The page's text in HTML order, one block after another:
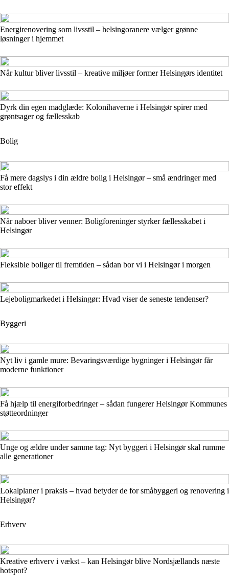
Energirenovering som livsstil – helsingoranere vælger grønne
løsninger i hjemmet
Når kultur bliver livsstil – kreative miljøer former Helsingørs identitet
Dyrk din egen madglæde: Kolonihaverne i Helsingør spirer med
grøntsager og fællesskab
Bolig
Få mere dagslys i din ældre bolig i Helsingør – små ændringer med
stor effekt
Når naboer bliver venner: Boligforeninger styrker fællesskabet i
Helsingør
Fleksible boliger til fremtiden – sådan bor vi i Helsingør i morgen
Lejeboligmarkedet i Helsingør: Hvad viser de seneste tendenser?
Byggeri
Nyt liv i gamle mure: Bevaringsværdige bygninger i Helsingør får
moderne funktioner
Få hjælp til energiforbedringer – sådan fungerer Helsingør Kommunes
støtteordninger
Unge og ældre under samme tag: Nyt byggeri i Helsingør skal rumme
alle generationer
Lokalplaner i praksis – hvad betyder de for småbyggeri og renovering i
Helsingør?
Erhverv
Kreative erhverv i vækst – kan Helsingør blive Nordsjællands næste
hotspot?